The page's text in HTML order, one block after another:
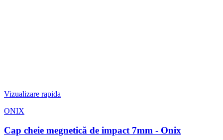
Vizualizare rapida
ONIX
Cap cheie megnetică de impact 7mm - Onix